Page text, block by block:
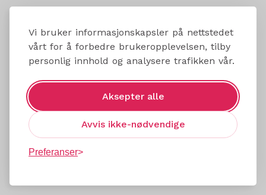
Vi bruker informasjonskapsler på nettstedet
vårt for å forbedre brukeropplevelsen, tilby
personlig innhold og analysere trafikken vår.
Aksepter alle
Avvis ikke-nødvendige
Preferanser